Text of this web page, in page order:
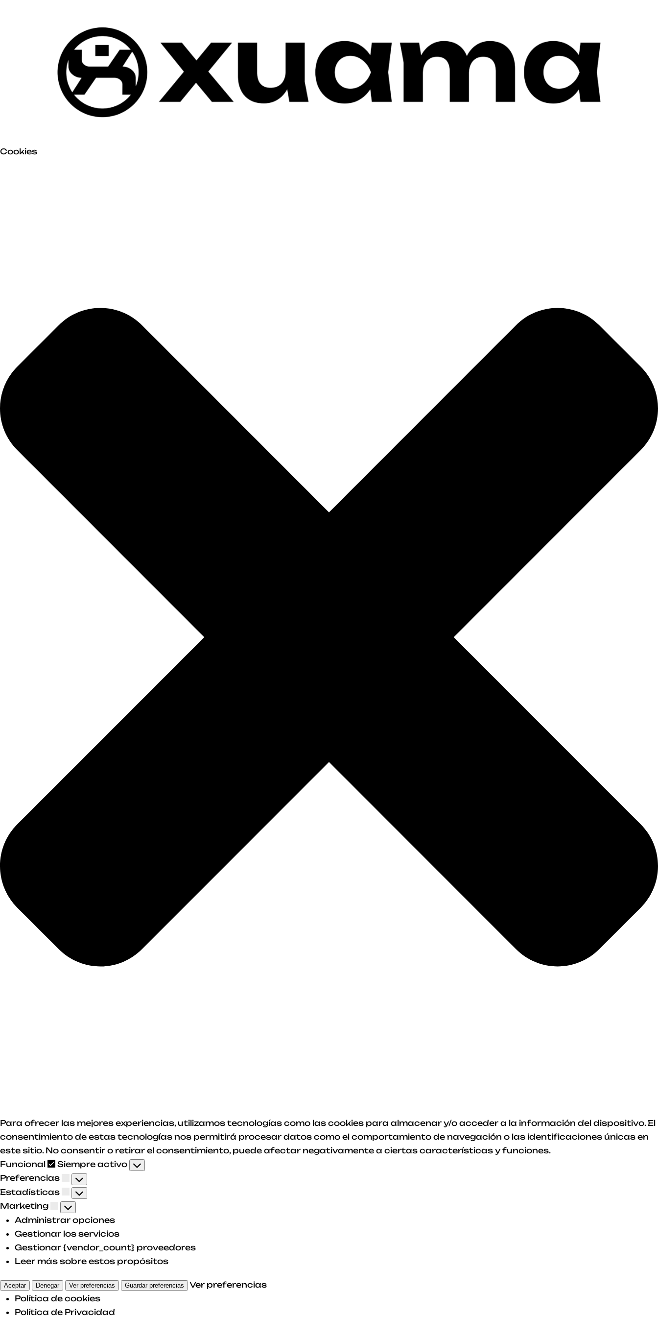
Cookies
Para ofrecer las mejores experiencias, utilizamos tecnologías como las cookies para almacenar y/o acceder a la información del dispositivo. El
consentimiento de estas tecnologías nos permitirá procesar datos como el comportamiento de navegación o las identificaciones únicas en
este sitio. No consentir o retirar el consentimiento, puede afectar negativamente a ciertas características y funciones.
Funcional
Funcional
Siempre activo
Preferencias
Preferencias
Estadísticas
Estadísticas
Marketing
Marketing
Administrar opciones
Gestionar los servicios
Gestionar {vendor_count} proveedores
Leer más sobre estos propósitos
Aceptar Denegar Ver preferencias Guardar preferencias
Ver preferencias
Política de cookies
Política de Privacidad
Skip to main content